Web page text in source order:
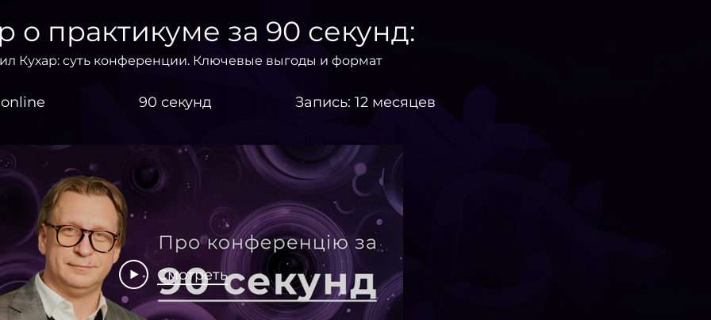
о практикуме за 90 секунд:
Кухар: суть конференции. Ключевые выгоды и формат
90 секунд Запись: 12 месяцев
Смотреть